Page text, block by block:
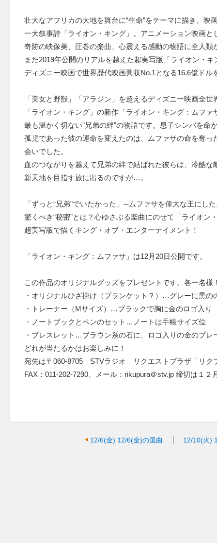
壮大なアフリカの大地を舞台に“生命”をテーマに描き、映
一大叙事詩「ライオン・キング」。アニメーション映画と
奇跡の映像美、圧巻の楽曲、心震える感動の物語に全人類
また2019年公開のリアルを越えた超実写版「ライオン・キ
ディズニー映画で世界歴代映画興収No.1となる16.6億ドル
「美女と野獣」「アラジン」を超えるディズニー映画全世
「ライオン・キング」の新作「ライオン・キング：ムフ
最も温かく切ない”兄弟の絆”の物語です。息子シンバを命
孤児であった彼の運命を変えたのは、ムファサの命を奪っ
会いでした。
血のつながりを越えて兄弟の絆で結ばれた彼らは、冷酷
新天地を目指す旅に出るのですが…。
「ずっと“兄弟”でいたかった」─ムファサを偉大な王にし
驚くべき“秘密”とは？心ゆさぶる楽曲にのせて「ライオン
超実写版で描くキング・オブ・エンターテイメント！
「ライオン・キング：ムファサ」は12月20日公開です。
この作品のオリジナルグッズをプレゼントです。各一名様
・オリジナルひざ掛け（ブランケット？）…グレーに黒の
・トレーナー（Mサイズ）…ブラックで胸に金のロゴ入り
・ノートブックとペンのセット…ノートは手帳サイズ位
・ブレスレット…ブラウン系の石に、ロゴ入りの金のプレ
どれが当たるかはお楽しみに！
宛先は〒060-8705 STVラジオ リクエストプラザ「リク
FAX：011‐202‐7290、メール：rikupura＠stv.jp 締切は１
12/6(金) 12/6(金)の選曲 12/10(火)